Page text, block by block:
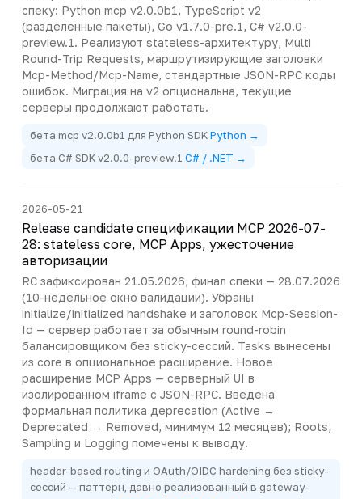
спеку: Python mcp v2.0.0b1, TypeScript v2
(разделённые пакеты), Go v1.7.0-pre.1, C# v2.0.0-
preview.1. Реализуют stateless-архитектуру, Multi
Round-Trip Requests, маршрутизирующие заголовки
Mcp-Method/Mcp-Name, стандартные JSON-RPC коды
ошибок. Миграция на v2 опциональна, текущие
серверы продолжают работать.
бета mcp v2.0.0b1 для Python SDKPython →
бета C# SDK v2.0.0-preview.1 C# / .NET →
2026-05-21
Release candidate спецификации MCP 2026-07-
28: stateless core, MCP Apps, ужесточение
авторизации
RC зафиксирован 21.05.2026, финал спеки — 28.07.2026
(10-недельное окно валидации). Убраны
initialize/initialized handshake и заголовок Mcp-Session-
Id — сервер работает за обычным round-robin
балансировщиком без sticky-сессий. Tasks вынесены
из core в опциональное расширение. Новое
расширение MCP Apps — серверный UI в
изолированном iframe с JSON-RPC. Введена
формальная политика деprecation (Active →
Deprecated → Removed, минимум 12 месяцев); Roots,
Sampling и Logging помечены к выводу.
header-based routing и OAuth/OIDC hardening без sticky-
сессий — паттерн, давно реализованный в gateway-